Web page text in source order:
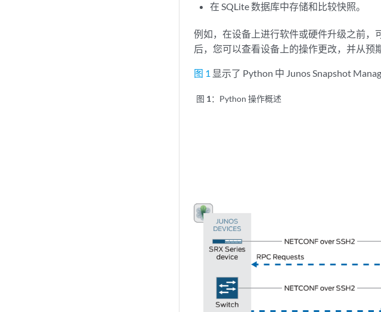
在 SQLite 数据库中存储和比较快照。
例如，在设备上进行软件或硬件升级之前，
后，您可以查看设备上的操作更改，并从预
图 1 显示了 Python 中 Junos Snapshot
图 1： Python 操作概述